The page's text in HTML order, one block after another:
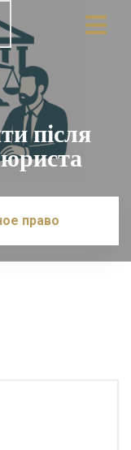
після
право